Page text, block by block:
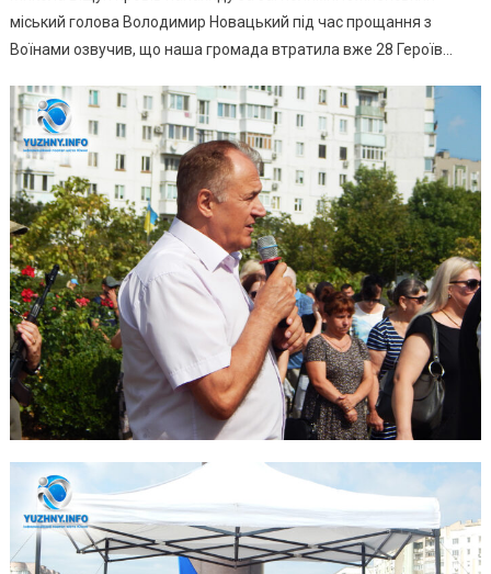
міський голова Володимир Новацький під час прощання з
Воїнами озвучив, що наша громада втратила вже 28 Героїв…